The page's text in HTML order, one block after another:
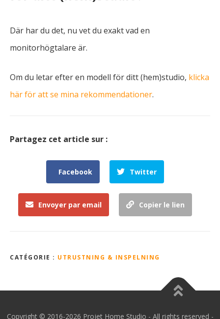
Där har du det, nu vet du exakt vad en
monitorhögtalare är.
Om du letar efter en modell för ditt (hem)studio, klicka
här för att se mina rekommendationer.
Partagez cet article sur :
Facebook Twitter
Envoyer par email Copier le lien
CATÉGORIE : UTRUSTNING & INSPELNING
Copyright © 2016-2026 Projet Home Studio - All rights reserved -